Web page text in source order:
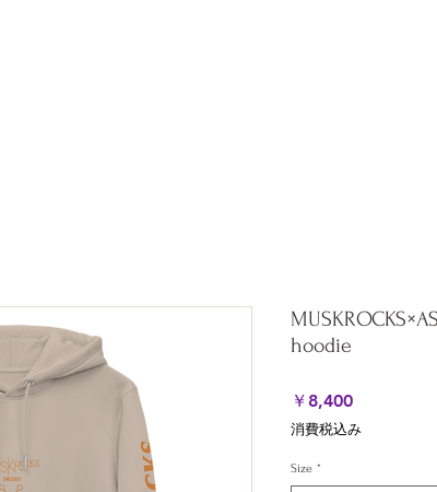
hoodie
￥8,400価
格
消費税込み
Size *